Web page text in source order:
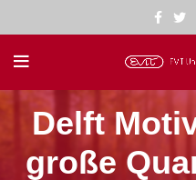
Delft
große